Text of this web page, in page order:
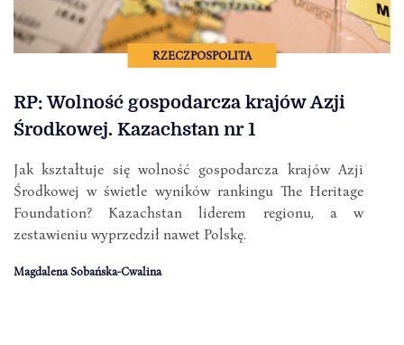
RZECZPOSPOLITA
RP: Wolność gospodarcza krajów Azji
Środkowej. Kazachstan nr 1
Jak kształtuje się wolność gospodarcza krajów Azji
Środkowej w świetle wyników rankingu The Heritage
Foundation? Kazachstan liderem regionu, a w
zestawieniu wyprzedził nawet Polskę.
Magdalena Sobańska-Cwalina